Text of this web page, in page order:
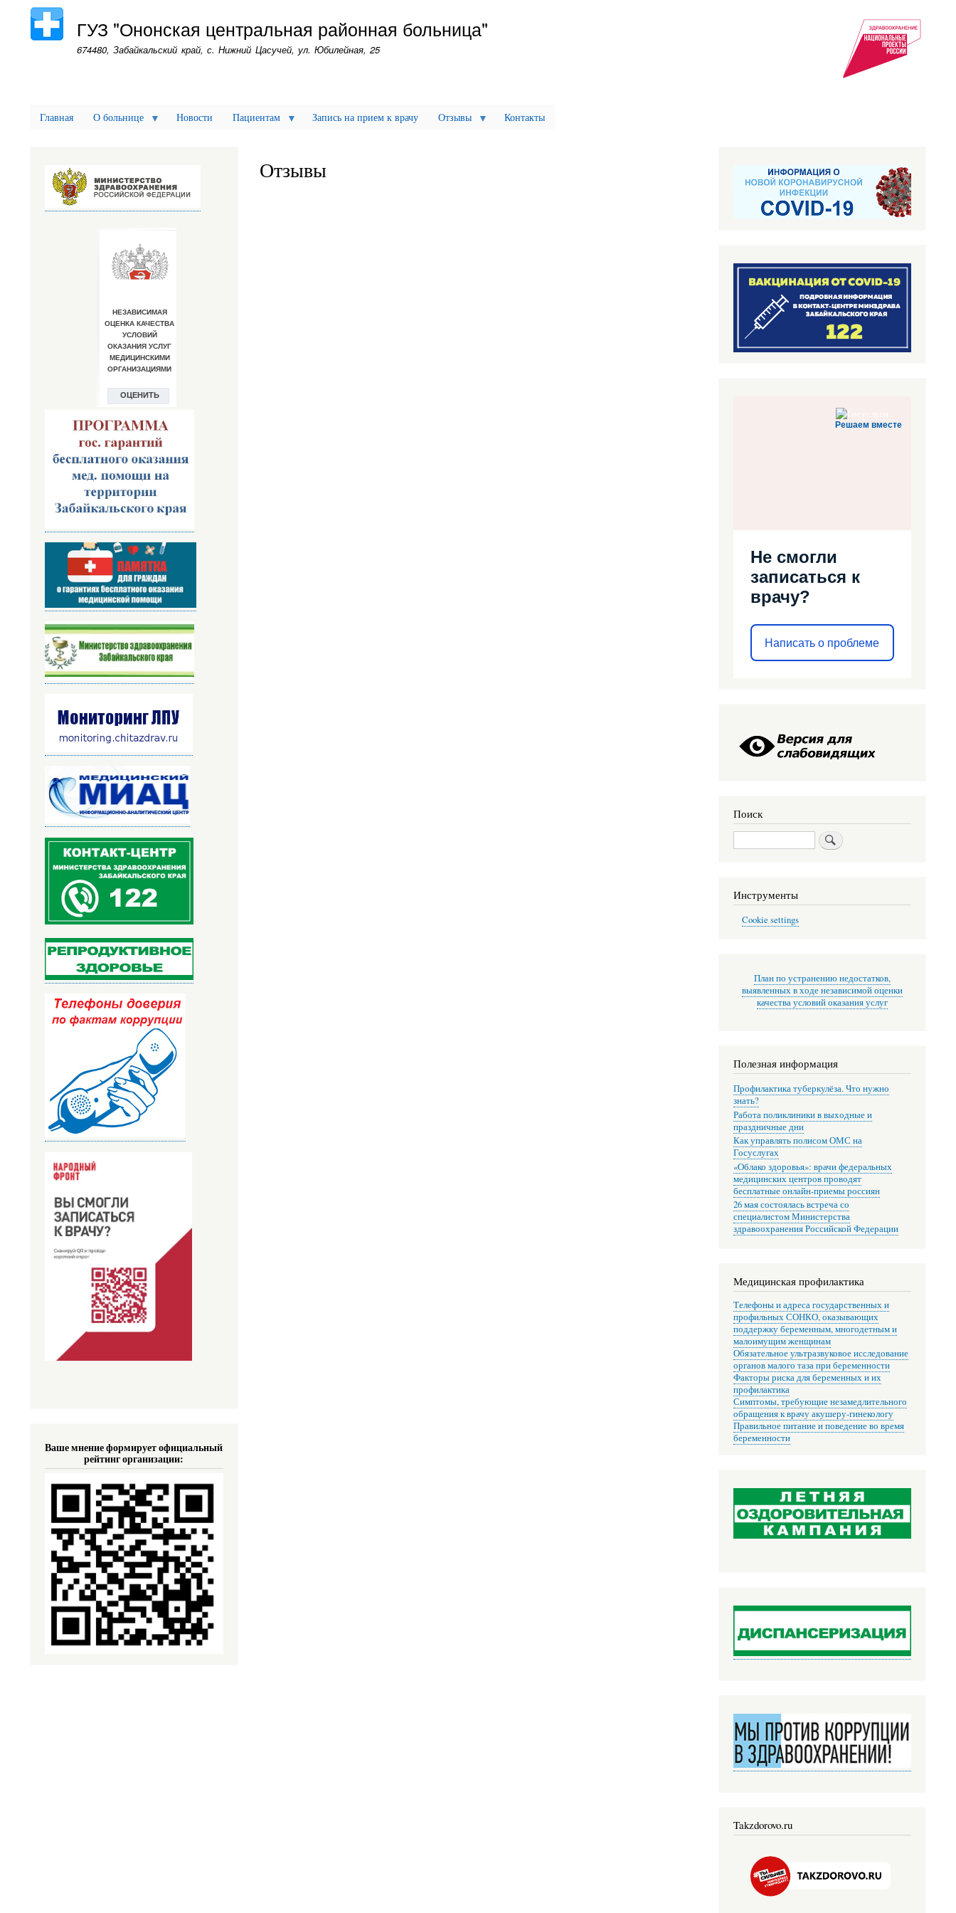
к
основному
ГУЗ "Ононская центральная районная больница"
674480, Забайкальский край, с. Нижний Цасучей, ул. Юбилейная, 25
Главная О больнице Новости Пациентам Запись на прием к врачу Отзывы Контакты
Отзывы
Ваше мнение формирует официальный
рейтинг организации:
Решаем вместе
Не смогли
записаться к
врачу?
Написать о проблеме
Поиск
Поиск
Инструменты
Cookie settings
План по устранению недостатков,
выявленных в ходе независимой оценки
качества условий оказания услуг
Полезная информация
Профилактика туберкулёза. Что нужно
знать?
Работа поликлиники в выходные и
праздничные дни
Как управлять полисом ОМС на
Госуслугах
«Облако здоровья»: врачи федеральных
медицинских центров проводят
бесплатные онлайн-приемы россиян
26 мая состоялась встреча со
специалистом Министерства
здравоохранения Российской Федерации
Медицинская профилактика
Телефоны и адреса государственных и
профильных СОНКО, оказывающих
поддержку беременным, многодетным и
малоимущим женщинам
Обязательное ультразвуковое исследование
органов малого таза при беременности
Факторы риска для беременных и их
профилактика
Симптомы, требующие незамедлительного
обращения к врачу акушеру-гинекологу
Правильное питание и поведение во время
беременности
Takzdorovo.ru